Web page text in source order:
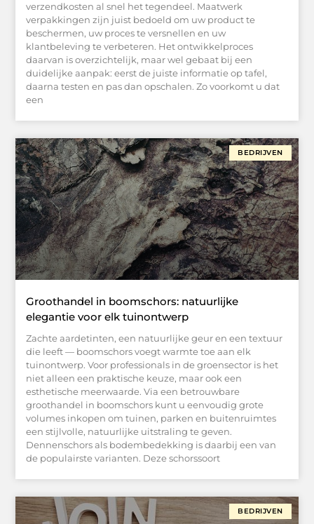
verzendkosten al snel het tegendeel. Maatwerk
verpakkingen zijn juist bedoeld om uw product te
beschermen, uw proces te versnellen en uw
klantbeleving te verbeteren. Het ontwikkelproces
daarvan is overzichtelijk, maar wel gebaat bij een
duidelijke aanpak: eerst de juiste informatie op tafel,
daarna testen en pas dan opschalen. Zo voorkomt u dat
een
BEDRIJVEN
Groothandel in boomschors: natuurlijke
elegantie voor elk tuinontwerp
Zachte aardetinten, een natuurlijke geur en een textuur
die leeft — boomschors voegt warmte toe aan elk
tuinontwerp. Voor professionals in de groensector is het
niet alleen een praktische keuze, maar ook een
esthetische meerwaarde. Via een betrouwbare
groothandel in boomschors kunt u eenvoudig grote
volumes inkopen om tuinen, parken en buitenruimtes
een stijlvolle, natuurlijke uitstraling te geven.
Dennenschors als bodembedekking is daarbij een van
de populairste varianten. Deze schorssoort
BEDRIJVEN